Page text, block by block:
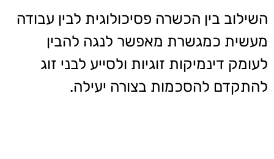
השילוב בין הכשרה פסיכולוגית לבין עבודה
מעשית כמגשרת מאפשר לנגה להבין
לעומק דינמיקות זוגיות ולסייע לבני זוג
להתקדם להסכמות בצורה יעילה.